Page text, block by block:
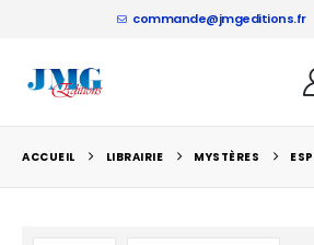
commande@jmgeditions.fr
ACCUEIL LIBRAIRIE MYSTÈRES